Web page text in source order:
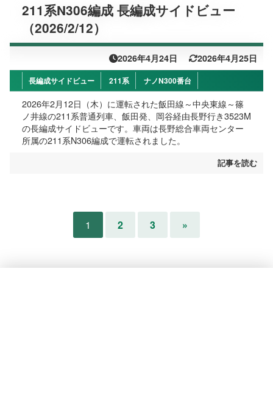
211系N306編成 長編成サイドビュー
（2026/2/12）
2026年4月24日 2026年4月25日
長編成サイドビュー 211系 ナノN300番台
2026年2月12日（木）に運転された飯田線～中央東線～篠
ノ井線の211系普通列車、飯田発、岡谷経由長野行き3523M
の長編成サイドビューです。車両は長野総合車両センター
所属の211系N306編成で運転されました。
記事を読む
1 2 3 »